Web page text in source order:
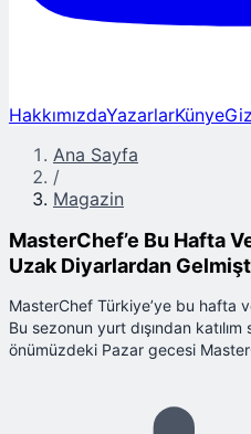
HakkımızdaYazarlarKünye
Ana Sayfa
/
Magazin
MasterChef’e Bu Hafta
Uzak Diyarlardan
MasterChef Türkiye’ye bu hafta
Bu sezonun yurt dışından
önümüzdeki Pazar gecesi